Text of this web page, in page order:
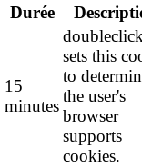
Durée
15
minutes
sets this
to
the user's
browser
supports
cookies.